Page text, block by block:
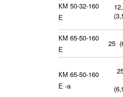
КМ 50-32-160
Е
КМ 65-50-160
Е
25
КМ 65-50-160
Е -а